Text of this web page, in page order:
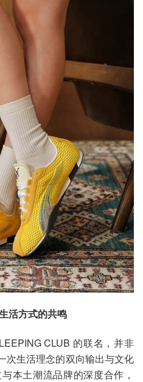
活方式的共鸣
CLUB 的联名，并非
次生活理念的双向输出与文化
本土潮流品牌的深度合作，